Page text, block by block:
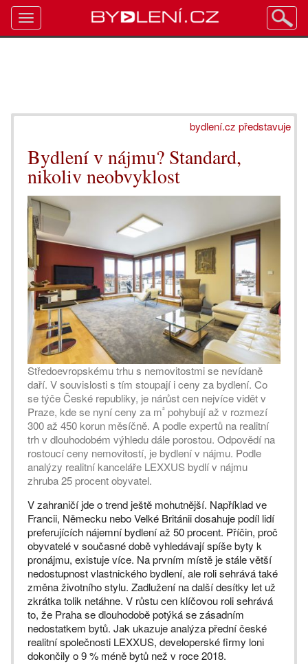
bydlení.cz představuje
Bydlení v nájmu? Standard,
nikoliv neobvyklost
Středoevropskému trhu s nemovitostmi se nevídaně
daří. V souvislosti s tím stoupají i ceny za bydlení. Co
se týče České republiky, je nárůst cen nejvíce vidět v
Praze, kde se nyní ceny za m² pohybují až v rozmezí
300 až 450 korun měsíčně. A podle expertů na realitní
trh v dlouhodobém výhledu dále porostou. Odpovědí na
rostoucí ceny nemovitostí, je bydlení v nájmu. Podle
analýzy realitní kanceláře LEXXUS bydlí v nájmu
zhruba 25 procent obyvatel.
V zahraničí jde o trend ještě mohutnější. Například ve
Francii, Německu nebo Velké Británii dosahuje podíl lidí
preferujících nájemní bydlení až 50 procent. Příčin, proč
obyvatelé v současné době vyhledávají spíše byty k
pronájmu, existuje více. Na prvním místě je stále větší
nedostupnost vlastnického bydlení, ale roli sehrává také
změna životního stylu. Zadlužení na další desítky let už
zkrátka tolik netáhne. V růstu cen klíčovou roli sehrává
to, že Praha se dlouhodobě potýká se zásadním
nedostatkem bytů. Jak ukazuje analýza přední české
realitní společnosti LEXXUS, developerské firmy loni
dokončily o 9 % méně bytů než v roce 2018.
Toggle
navigation